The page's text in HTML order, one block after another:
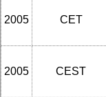
2005 CET
2005 CEST